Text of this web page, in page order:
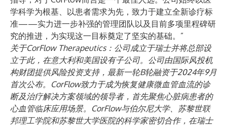
学科学为根基、以患者需求为先，致力于建立全新诊疗标
准——实力进一步补强的管理团队以及目前多项里程碑研
究的推进，为实现这一目标奠定了坚实的基础。”
关于CorFlow Therapeutics：公司成立于瑞士并将总部设
立于此，在意大利和美国设有子公司。公司由国际风投机
构财团提供风险投资支持，最新一轮B轮融资于2024年9月
首次公布。CorFlow致力于成为恢复健康微血管血流的诊
断及治疗解决方案领域的领导者，首先聚焦心脏病患者的
心血管临床应用场景。CorFlow与伯尔尼大学、苏黎世联
邦理工学院和苏黎世大学医院的科学家密切合作，在瑞士